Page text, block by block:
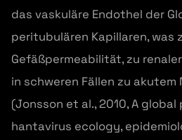
das vaskuläre Endothel der
peritubulären Kapillaren, was
Gefäßpermeabilität, zu
in schweren Fällen zu
(Jonsson et al., 2010, A
hantavirus ecology,